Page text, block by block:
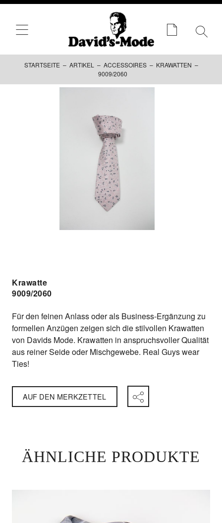
STARTSEITE – ARTIKEL – ACCESSOIRES– KRAWATTEN –
9009/2060
Krawatte
9009/2060
Für den feinen Anlass oder als Business-Ergänzung zu
formellen Anzügen zeigen sich die stilvollen Krawatten
von Davids Mode. Krawatten in anspruchsvoller Qualität
aus reiner Seide oder Mischgewebe. Real Guys wear
Ties!
AUF DEN MERKZETTEL
ÄHNLICHE PRODUKTE